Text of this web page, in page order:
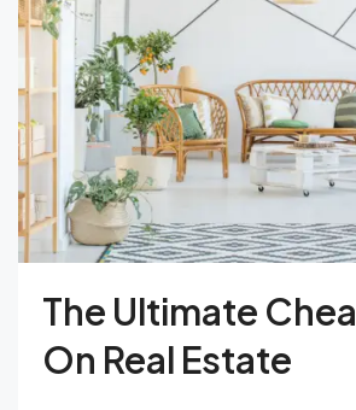
The Ultimate
On Real Estate